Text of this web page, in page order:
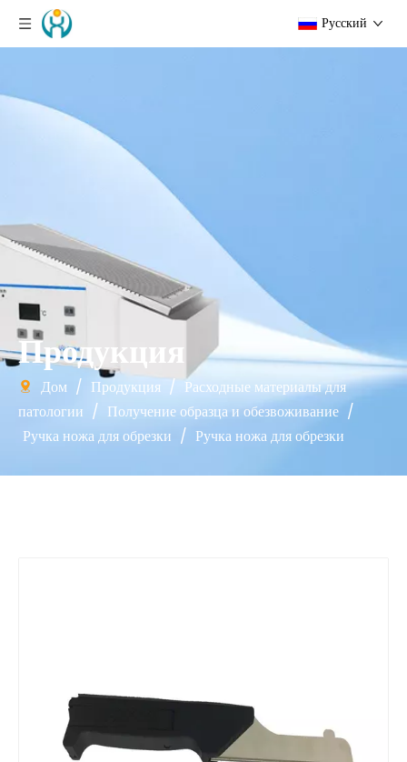
Pусский
Продукция
Дом / Продукция / Расходные материалы для
патологии / Получение образца и обезвоживание /
Ручка ножа для обрезки / Ручка ножа для обрезки